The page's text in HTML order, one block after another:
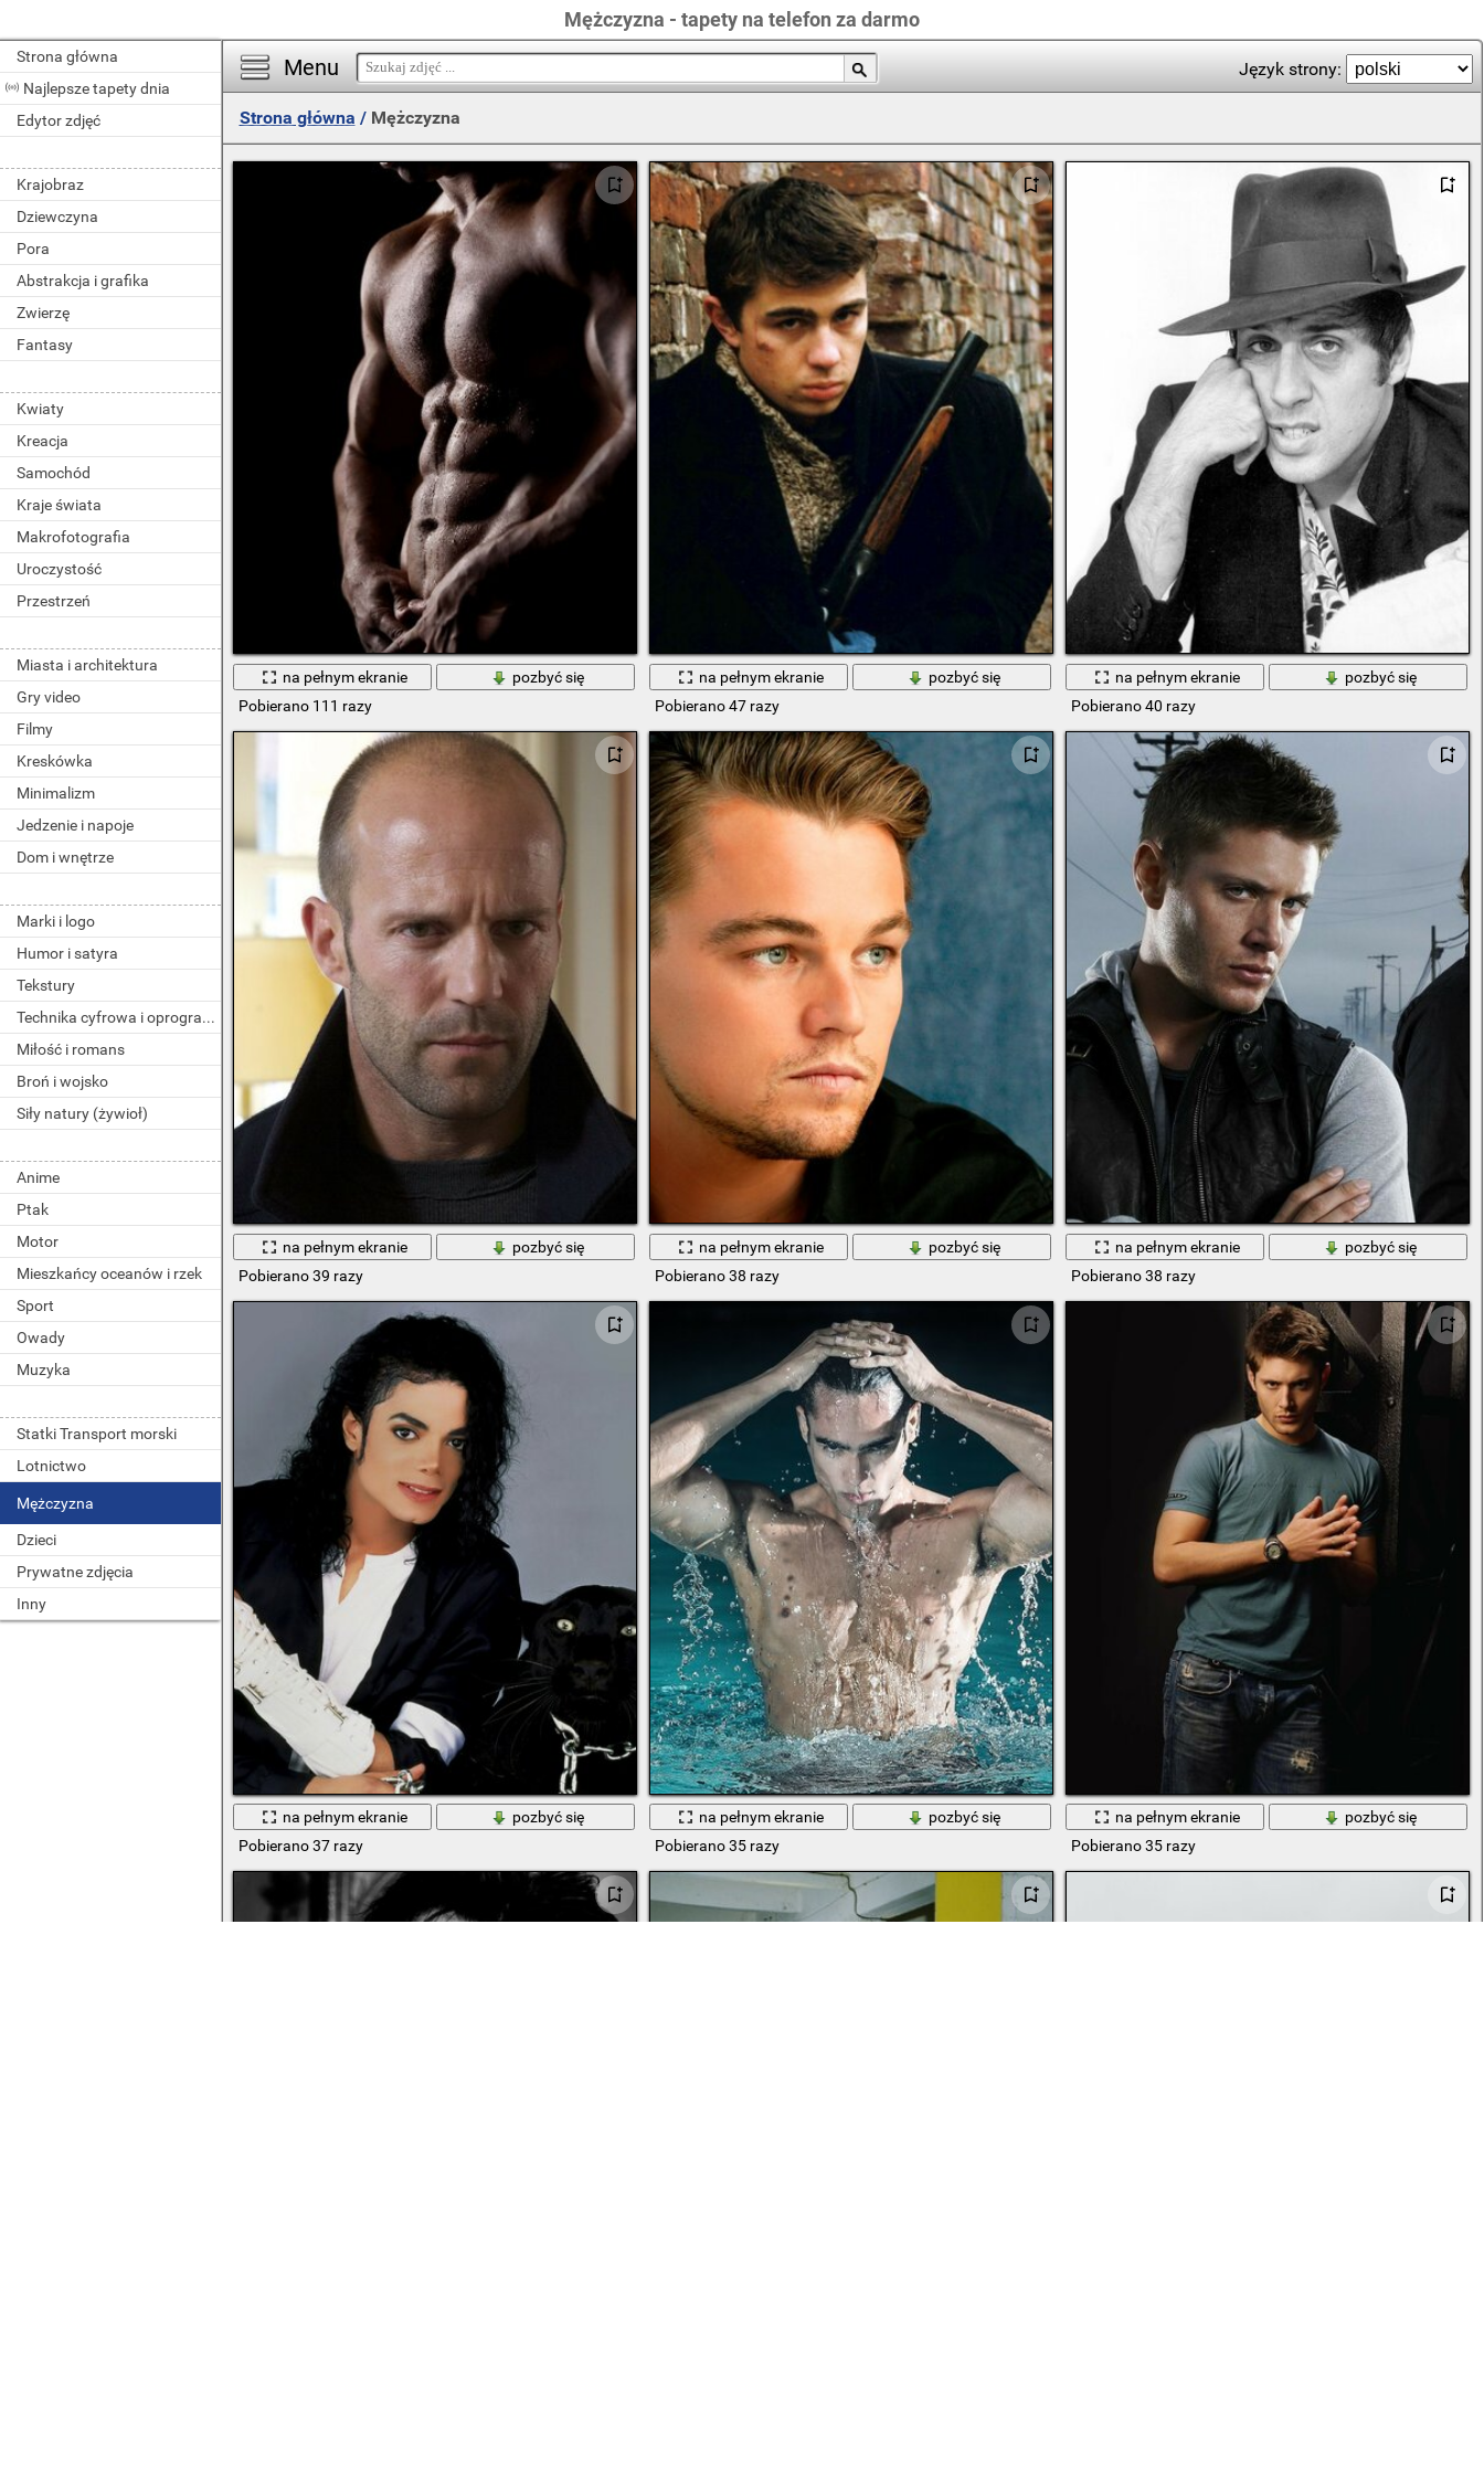
Mężczyzna - tapety na telefon za darmo
Strona główna
Najlepsze tapety dnia
Edytor zdjęć
Krajobraz
Dziewczyna
Pora
Abstrakcja i grafika
Zwierzę
Fantasy
Kwiaty
Kreacja
Samochód
Kraje świata
Makrofotografia
Uroczystość
Przestrzeń
Miasta i architektura
Gry video
Filmy
Kreskówka
Minimalizm
Jedzenie i napoje
Dom i wnętrze
Marki i logo
Humor i satyra
Tekstury
Technika cyfrowa i oprogramowanie
Miłość i romans
Broń i wojsko
Siły natury (żywioł)
Anime
Ptak
Motor
Mieszkańcy oceanów i rzek
Sport
Owady
Muzyka
Statki Transport morski
Lotnictwo
Mężczyzna
Dzieci
Prywatne zdjęcia
Inny
Menu Język strony:
Strona główna / Mężczyzna
na pełnym ekranie
pozbyć się
Pobierano 111 razy
na pełnym ekranie
pozbyć się
Pobierano 47 razy
na pełnym ekranie
pozbyć się
Pobierano 40 razy
na pełnym ekranie
pozbyć się
Pobierano 39 razy
na pełnym ekranie
pozbyć się
Pobierano 38 razy
na pełnym ekranie
pozbyć się
Pobierano 38 razy
na pełnym ekranie
pozbyć się
Pobierano 37 razy
na pełnym ekranie
pozbyć się
Pobierano 35 razy
na pełnym ekranie
pozbyć się
Pobierano 35 razy